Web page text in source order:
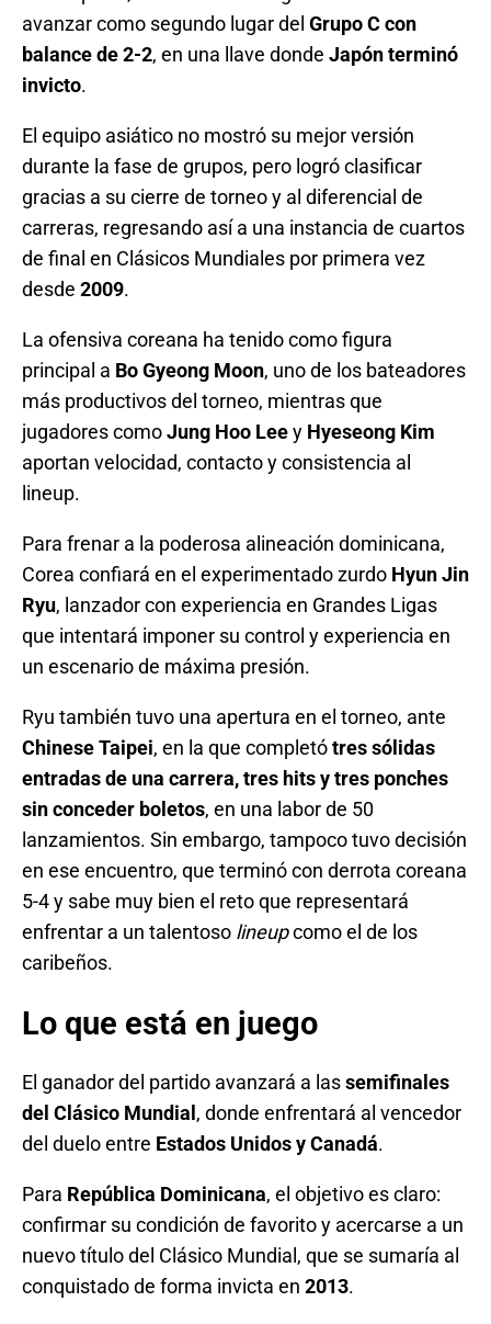
avanzar como segundo lugar del Grupo C con
balance de 2-2, en una llave donde Japón terminó
invicto.
El equipo asiático no mostró su mejor versión
durante la fase de grupos, pero logró clasificar
gracias a su cierre de torneo y al diferencial de
carreras, regresando así a una instancia de cuartos
de final en Clásicos Mundiales por primera vez
desde 2009.
La ofensiva coreana ha tenido como figura
principal a Bo Gyeong Moon, uno de los bateadores
más productivos del torneo, mientras que
jugadores comoJung Hoo Leey Hyeseong Kim
aportan velocidad, contacto y consistencia al
lineup.
Para frenar a la poderosa alineación dominicana,
Corea confiará en el experimentado zurdo Hyun Jin
Ryu, lanzador con experiencia en Grandes Ligas
que intentará imponer su control y experiencia en
un escenario de máxima presión.
Ryu también tuvo una apertura en el torneo, ante
Chinese Taipei, en la que completótres sólidas
entradas de una carrera, tres hits y tres ponches
sin conceder boletos, en una labor de 50
lanzamientos. Sin embargo, tampoco tuvo decisión
en ese encuentro, que terminó con derrota coreana
5-4 y sabe muy bien el reto que representará
enfrentar a un talentoso lineupcomo el de los
caribeños.
Lo que está en juego
El ganador del partido avanzará a lassemifinales
del Clásico Mundial , donde enfrentará al vencedor
del duelo entre Estados Unidos y Canadá.
Para República Dominicana, el objetivo es claro:
confirmar su condición de favorito y acercarse a un
nuevo título del Clásico Mundial, que se sumaría al
conquistado de forma invicta en 2013.